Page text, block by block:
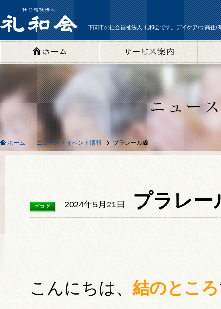
下関市の社会福祉法人 礼和会です。デイケア/サ高住/
ホーム ニュース・イベント情報 プラレール🚉
2024年5月21日 プラレー
こんにちは、 結のところ